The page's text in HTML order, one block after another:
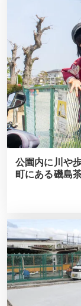
公園内に川や
町にある磯島